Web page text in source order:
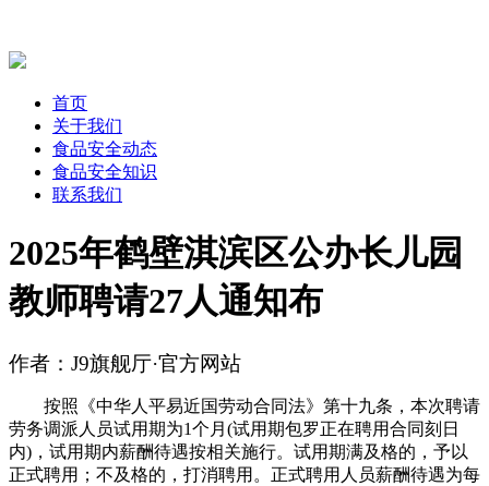
首页
关于我们
食品安全动态
食品安全知识
联系我们
2025年鹤壁淇滨区公办长儿园
教师聘请27人通知布
作者：J9旗舰厅·官方网站
按照《中华人平易近国劳动合同法》第十九条，本次聘请
劳务调派人员试用期为1个月(试用期包罗正在聘用合同刻日
内)，试用期内薪酬待遇按相关施行。试用期满及格的，予以
正式聘用；不及格的，打消聘用。正式聘用人员薪酬待遇为每